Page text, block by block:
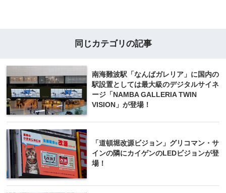
同じカテゴリの記事
南海難波駅「なんばガレリア」に国内の
駅設置としては最大級のデジタルサイネ
ージ「NAMBA GALLERIA TWIN
VISION」が登場！
「道頓堀改源ビジョン」グリコマン・サ
インの隣にカイゲンのLEDビジョンが登
場！